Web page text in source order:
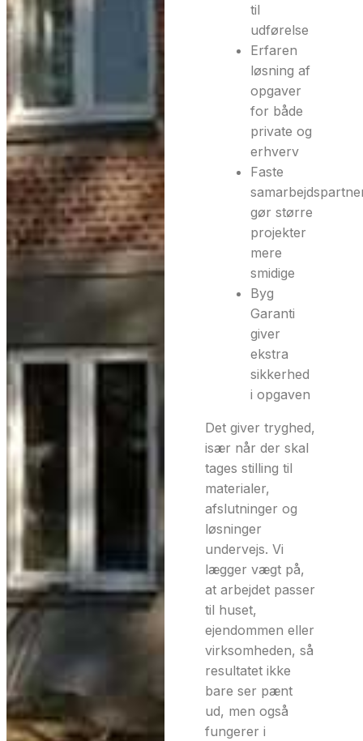
til
udførelse
Erfaren
løsning af
opgaver
for både
private og
erhverv
Faste
gør større
projekter
mere
smidige
Byg
Garanti
giver
ekstra
sikkerhed
i opgaven
Det giver tryghed,
især når der skal
tages stilling til
materialer,
afslutninger og
løsninger
undervejs. Vi
lægger vægt på,
at arbejdet passer
til huset,
ejendommen eller
virksomheden, så
resultatet ikke
bare ser pænt
ud, men også
fungerer i